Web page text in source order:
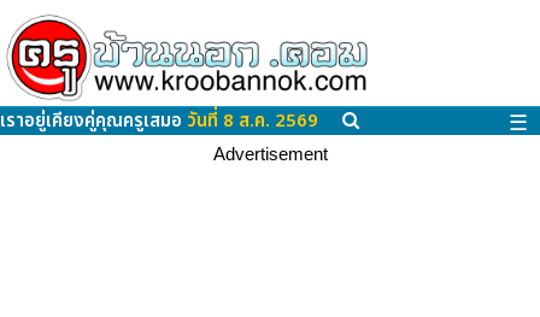
เราอยู่เคียงคู่คุณครูเสมอ วันที่ 8 ส.ค. 2569 ☰
Advertisement